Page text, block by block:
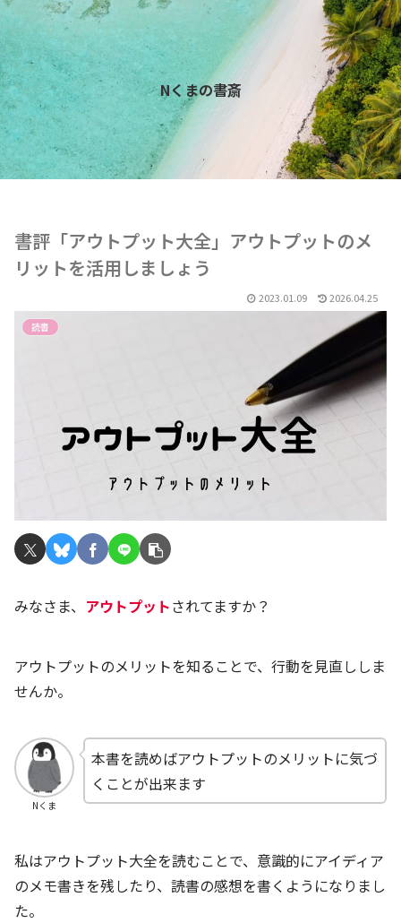
Nくまの書斎
書評「アウトプット大全」アウトプットのメ
リットを活用しましょう
2023.01.09 2026.04.25
読書
みなさま、 アウトプットされてますか？
アウトプットのメリットを知ることで、行動を見直ししま
せんか。
Nくま
本書を読めばアウトプットのメリットに気づ
くことが出来ます
私はアウトプット大全を読むことで、意識的にアイディア
のメモ書きを残したり、読書の感想を書くようになりまし
た。